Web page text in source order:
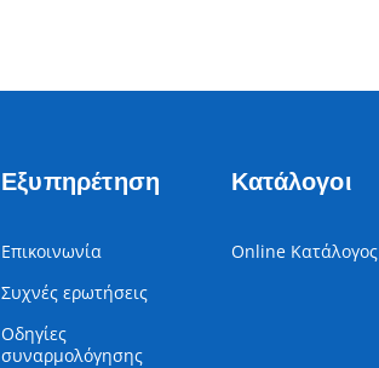
Εξυπηρέτηση
Επικοινωνία
Συχνές ερωτήσεις
Οδηγίες
συναρμολόγησης
Κατάλογοι
Online Κατάλογος